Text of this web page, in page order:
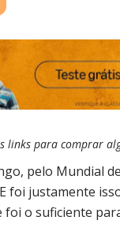
links para comprar
pelo Mundial
justamente
o suficiente